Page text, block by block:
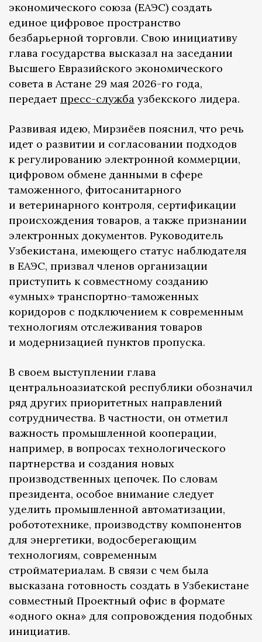
экономического союза (ЕАЭС) создать
единое цифровое пространство
безбарьерной торговли. Свою инициативу
глава государства высказал на заседании
Высшего Евразийского экономического
совета в Астане 29 мая 2026-го года,
передает пресс-служба узбекского лидера.
Развивая идею, Мирзиёев пояснил, что речь
идет о развитии и согласовании подходов
к регулированию электронной коммерции,
цифровом обмене данными в сфере
таможенного, фитосанитарного
и ветеринарного контроля, сертификации
происхождения товаров, а также признании
электронных документов. Руководитель
Узбекистана, имеющего статус наблюдателя
в ЕАЭС, призвал членов организации
приступить к совместному созданию
«умных» транспортно-таможенных
коридоров с подключением к современным
технологиям отслеживания товаров
и модернизацией пунктов пропуска.
В своем выступлении глава
центральноазиатской республики обозначил
ряд других приоритетных направлений
сотрудничества. В частности, он отметил
важность промышленной кооперации,
например, в вопросах технологического
партнерства и создания новых
производственных цепочек. По словам
президента, особое внимание следует
уделить промышленной автоматизации,
робототехнике, производству компонентов
для энергетики, водосберегающим
технологиям, современным
стройматериалам. В связи с чем была
высказана готовность создать в Узбекистане
совместный Проектный офис в формате
«одного окна» для сопровождения подобных
инициатив.